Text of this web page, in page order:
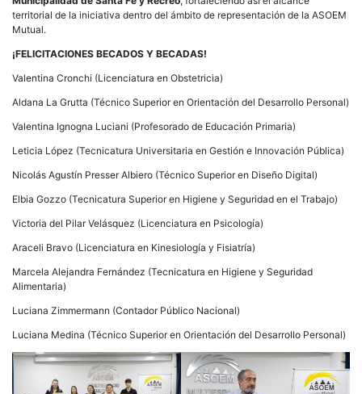
territorial de la iniciativa dentro del ámbito de representación de la ASOEM
Mutual.
¡FELICITACIONES BECADOS Y BECADAS!
Valentina Cronchi (Licenciatura en Obstetricia)
Aldana La Grutta (Técnico Superior en Orientación del Desarrollo Personal)
Valentina Ignogna Luciani (Profesorado de Educación Primaria)
Leticia López (Tecnicatura Universitaria en Gestión e Innovación Pública)
Nicolás Agustín Presser Albiero (Técnico Superior en Diseño Digital)
Elbia Gozzo (Tecnicatura Superior en Higiene y Seguridad en el Trabajo)
Victoria del Pilar Velásquez (Licenciatura en Psicología)
Araceli Bravo (Licenciatura en Kinesiología y Fisiatría)
Marcela Alejandra Fernández (Tecnicatura en Higiene y Seguridad
Alimentaria)
Luciana Zimmermann (Contador Público Nacional)
Luciana Medina (Técnico Superior en Orientación del Desarrollo Personal)